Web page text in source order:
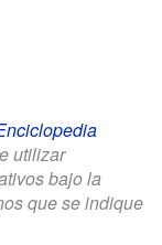
utilizar
bajo la
que se indique